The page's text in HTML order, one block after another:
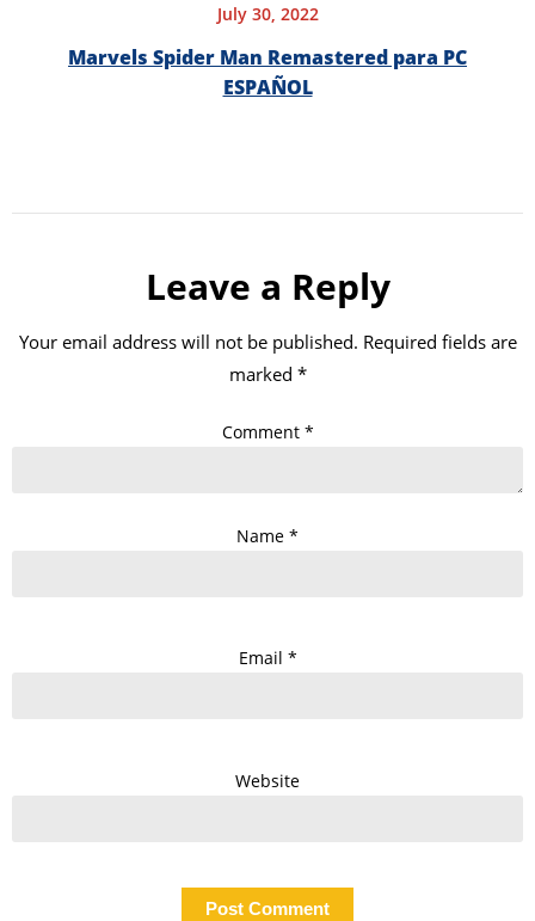
July 30, 2022
Marvels Spider Man Remastered para PC
ESPAÑOL
Leave a Reply
Your email address will not be published. Required fields are
marked *
Comment *
Name *
Email *
Website